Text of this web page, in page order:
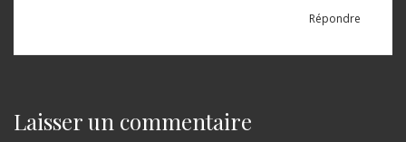
Répondre
Laisser un commentaire